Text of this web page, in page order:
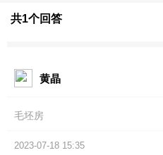
共1个回答
黄晶
毛坯房
2023-07-18 15:35